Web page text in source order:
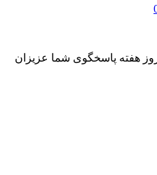
هفته پاسخگوی شما عزیزان